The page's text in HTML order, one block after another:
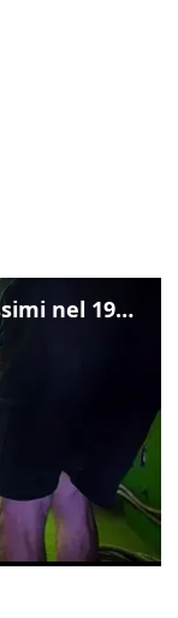
Ecco il tanko usato dai Serenissimi nel 1997 per il blitz a San Marco